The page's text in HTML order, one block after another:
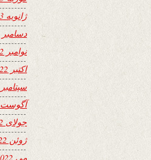
ژانویه 2023
دسامبر 2022
نوامبر 2022
اکتبر 2022
سپتامبر 2022
آگوست 2022
جولای 2022
ژوئن 2022
می 2022